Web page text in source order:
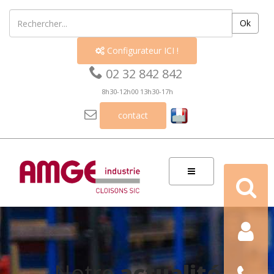
Ok
 Configurateur ICI !
 02 32 842 842
8h30-12h00 13h30-17h
 contact